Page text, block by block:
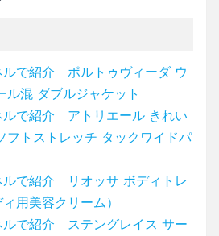
ルで紹介 ポルトゥヴィーダ ウ
ル混 ダブルジャケット
ルで紹介 アトリエール きれい
フトストレッチ タックワイドパ
ルで紹介 リオッサ ボディトレ
用美容クリーム）
ルで紹介 ステングレイス サー